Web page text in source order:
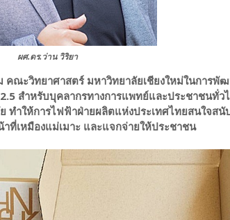
ผศ.ดร.ว่าน วิริยา
คณะวิทยาศาสตร์ มหาวิทยาลัยเชียงใหม่ในการพั
สำหรับบุคลากรทางการแพทย์และประชาชนทั่ว
ทำให้การไฟฟ้าฝ่ายผลิตแห่งประเทศไทยสนใจสนั
ที่เหมืองแม่เมาะ และแจกจ่ายให้ประชาชน